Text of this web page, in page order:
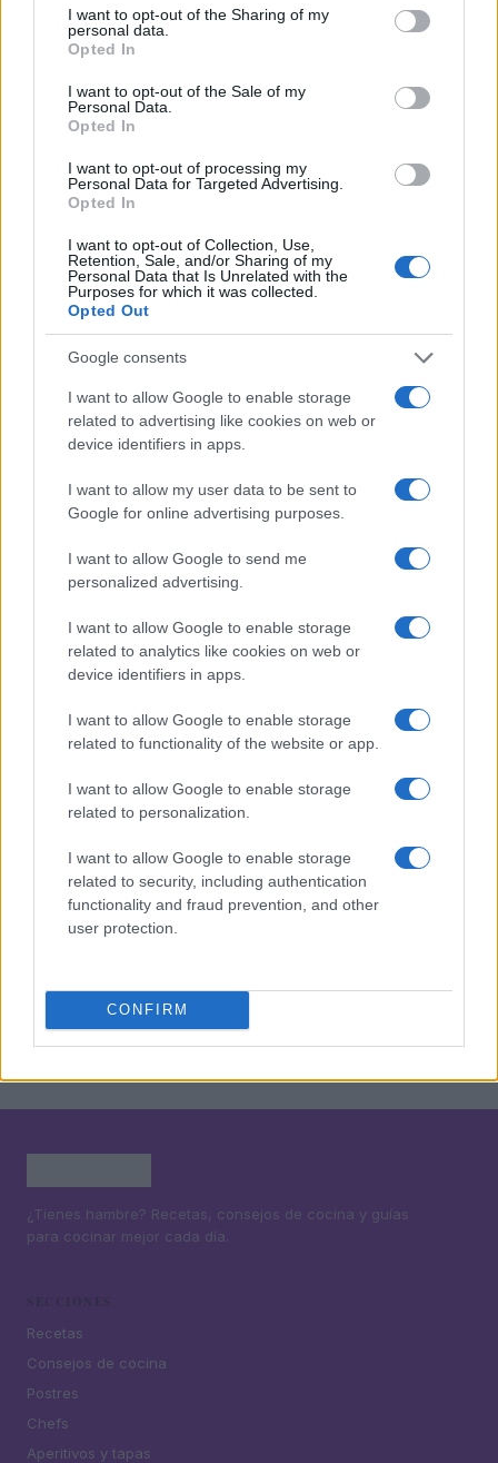
not limited to your visit or usage behaviour. You may click to
grant or deny consent to Google and its third-party tags to
use your data for below specified purposes in below Google
consent section.
I want to opt-out of the Sharing of my
personal data.
Opted In
I want to opt-out of the Sale of my
Personal Data.
Opted In
I want to opt-out of processing my
Personal Data for Targeted Advertising.
Opted In
I want to opt-out of Collection, Use,
Retention, Sale, and/or Sharing of my
Personal Data that Is Unrelated with the
Purposes for which it was collected.
Opted Out
Google consents
I want to allow Google to enable storage
related to advertising like cookies on web or
device identifiers in apps.
I want to allow my user data to be sent to
Google for online advertising purposes.
I want to allow Google to send me
personalized advertising.
I want to allow Google to enable storage
related to analytics like cookies on web or
device identifiers in apps.
I want to allow Google to enable storage
related to functionality of the website or app.
I want to allow Google to enable storage
related to personalization.
I want to allow Google to enable storage
related to security, including authentication
functionality and fraud prevention, and other
user protection.
CONFIRM
Aguacate en la cocina: 10 recetas rápidas y deliciosas
Lucía Fernández · 4 Ago 2026
RECETAS
Cómo preparar una salmorreta perfecta para arroces
exquisitos
Cómo hacer sushi de oreo: ingredientes y preparación
Cinco destinos gastronómicos para disfrutar del
verano
Cómo preparar una salmorreta perfecta para arroces
exquisitos
Lunchables presenta su innovador sándwich PB&J
5 Bacalao frito rebozado: la receta perfecta del plato
¿Tienes hambre? Recetas, consejos de cocina y guías
para cocinar mejor cada día.
Recetas
Consejos de cocina
Postres
Chefs
Aperitivos y tapas